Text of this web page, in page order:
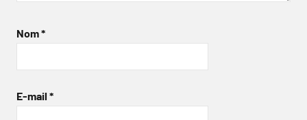
Nom*
E-mail *